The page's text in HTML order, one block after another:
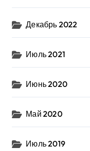
Декабрь 2022
Июль 2021
Июнь 2020
Май 2020
Июль 2019